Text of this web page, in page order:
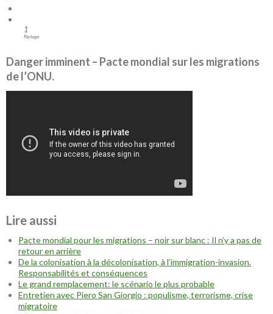
1
Partage
Danger imminent – Pacte mondial sur les migrations
de l’ONU.
Lire aussi
Pacte mondial pour les migrations – noir sur blanc : Il n’y a pas de
retour en arrière
De la colonisation à la décolonisation, à l’immigration-invasion.
Responsabilités et conséquences
Le grand remplacement: le scénario le plus probable
Entretien avec Piero San Giorgio : populisme, terrorisme, crise
migratoire